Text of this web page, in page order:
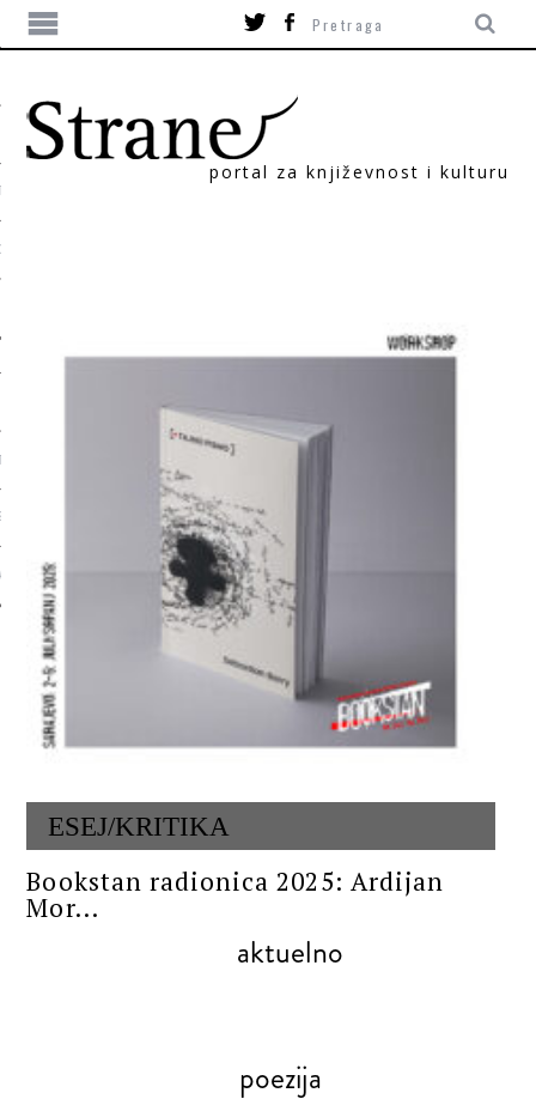
portal za književnost i kulturu
ESEJ/KRITIKA
Bookstan radionica 2025: Ardijan
Mor...
aktuelno
poezija